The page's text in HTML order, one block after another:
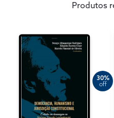
Produtos
30%
off